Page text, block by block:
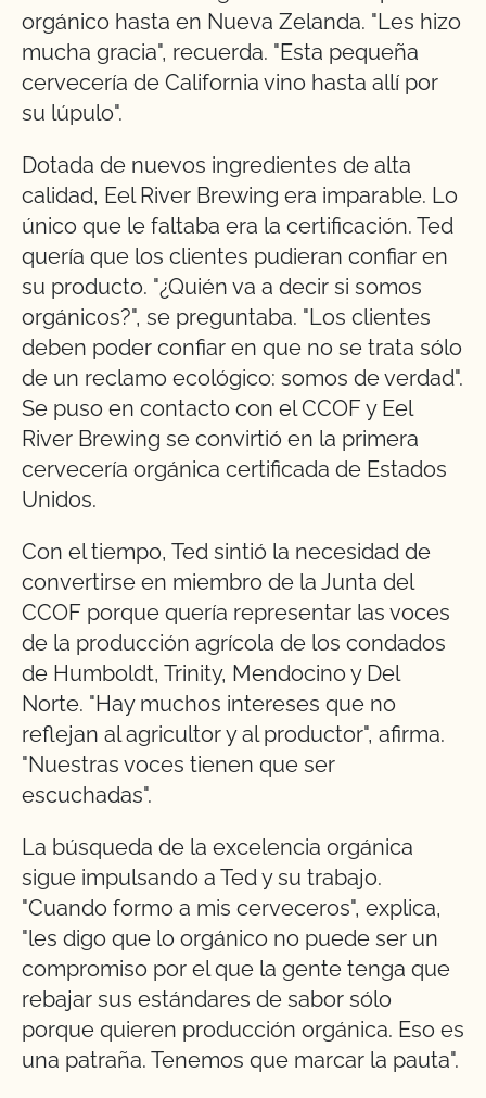
orgánico hasta en Nueva Zelanda. "Les hizo
mucha gracia", recuerda. "Esta pequeña
cervecería de California vino hasta allí por
su lúpulo".
Dotada de nuevos ingredientes de alta
calidad, Eel River Brewing era imparable. Lo
único que le faltaba era la certificación. Ted
quería que los clientes pudieran confiar en
su producto. "¿Quién va a decir si somos
orgánicos?", se preguntaba. "Los clientes
deben poder confiar en que no se trata sólo
de un reclamo ecológico: somos de verdad".
Se puso en contacto con el CCOF y Eel
River Brewing se convirtió en la primera
cervecería orgánica certificada de Estados
Unidos.
Con el tiempo, Ted sintió la necesidad de
convertirse en miembro de la Junta del
CCOF porque quería representar las voces
de la producción agrícola de los condados
de Humboldt, Trinity, Mendocino y Del
Norte. "Hay muchos intereses que no
reflejan al agricultor y al productor", afirma.
"Nuestras voces tienen que ser
escuchadas".
La búsqueda de la excelencia orgánica
sigue impulsando a Ted y su trabajo.
"Cuando formo a mis cerveceros", explica,
"les digo que lo orgánico no puede ser un
compromiso por el que la gente tenga que
rebajar sus estándares de sabor sólo
porque quieren producción orgánica. Eso es
una patraña. Tenemos que marcar la pauta".